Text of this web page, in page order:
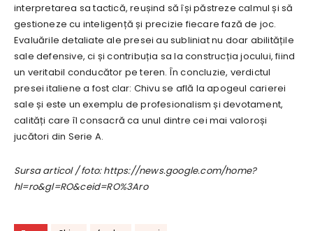
interpretarea sa tactică, reușind să își păstreze calmul și să
gestioneze cu inteligență și precizie fiecare fază de joc.
Evaluările detaliate ale presei au subliniat nu doar abilitățile
sale defensive, ci și contribuția sa la construcția jocului, fiind
un veritabil conducător pe teren. În concluzie, verdictul
presei italiene a fost clar: Chivu se află la apogeul carierei
sale și este un exemplu de profesionalism și devotament,
calități care îl consacră ca unul dintre cei mai valoroși
jucători din Serie A.
Sursa articol / foto: https://news.google.com/home?
hl=ro&gl=RO&ceid=RO%3Aro